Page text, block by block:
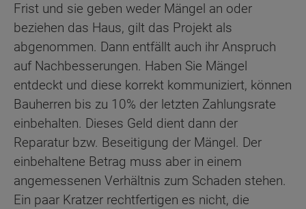
Frist und sie geben weder Mängel an oder
beziehen das Haus, gilt das Projekt als
abgenommen. Dann entfällt auch ihr Anspruch
auf Nachbesserungen. Haben Sie Mängel
entdeckt und diese korrekt kommuniziert, können
Bauherren bis zu 10% der letzten Zahlungsrate
einbehalten. Dieses Geld dient dann der
Reparatur bzw. Beseitigung der Mängel. Der
einbehaltene Betrag muss aber in einem
angemessenen Verhältnis zum Schaden stehen.
Ein paar Kratzer rechtfertigen es nicht, die